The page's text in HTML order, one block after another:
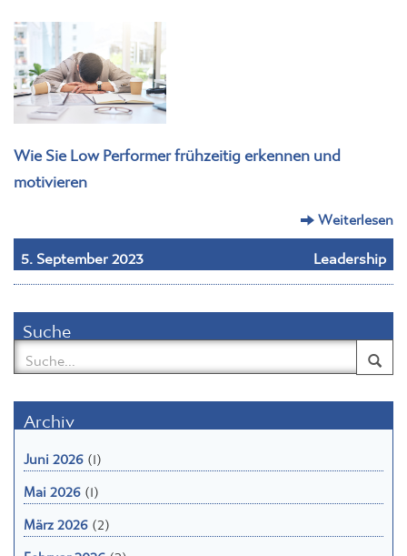
Wie Sie Low Performer frühzeitig erkennen und
motivieren
Weiterlesen
5. September 2023 Leadership
Suche
Archiv
Juni 2026(1)
Mai 2026(1)
März 2026(2)